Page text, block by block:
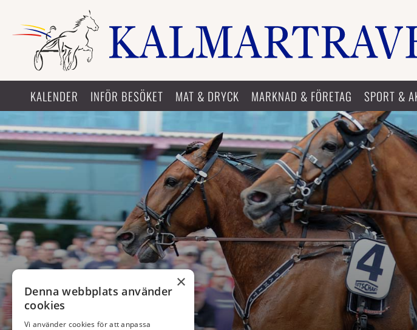
KALENDER INFÖR BESÖKET MAT & DRYCK MARKNAD & FÖRETAG SPORT &
×
Denna webbplats använder
cookies
Vi använder cookies för att anpassa